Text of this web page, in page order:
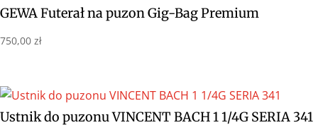
GEWA Futerał na puzon Gig-Bag Premium
750,00 zł
Ustnik do puzonu VINCENT BACH 1 1/4G SERIA 341